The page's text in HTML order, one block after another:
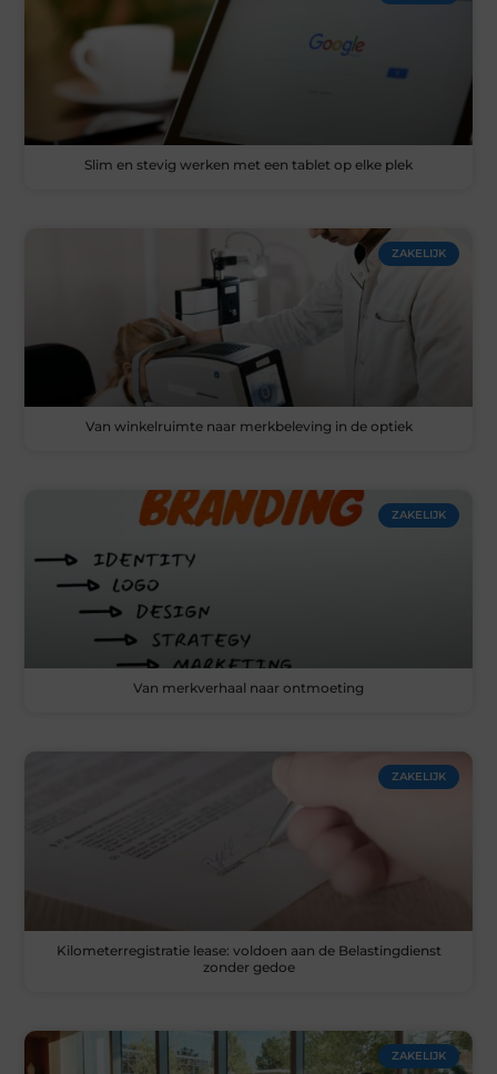
Slim en stevig werken met een tablet op elke plek
ZAKELIJK
Van winkelruimte naar merkbeleving in de optiek
ZAKELIJK
Van merkverhaal naar ontmoeting
ZAKELIJK
Kilometerregistratie lease: voldoen aan de Belastingdienst
zonder gedoe
ZAKELIJK